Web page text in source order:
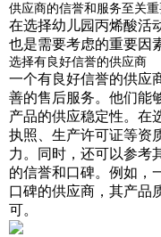
供应商的信誉和服务至关
在选择幼儿园丙烯酸活
也是需要考虑的重要因
选择有良好信誉的供应商
一个有良好信誉的供应
善的售后服务。他们能
产品的供应稳定性。在
执照、生产许可证等资
力。同时，还可以参考
的信誉和口碑。例如，
口碑的供应商，其产品
可。